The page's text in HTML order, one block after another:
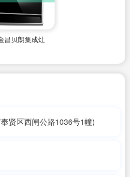
昌贝朗集成灶
贤区西闸公路1036号1幢)